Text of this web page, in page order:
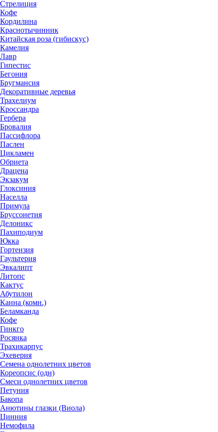
Стрелиция
Кофе
Кордилина
Краснотычинник
Китайская роза (гибискус)
Камелия
Лавр
Гипестис
Бегония
Бругмансия
Декоративные деревья
Трахелиум
Кроссандра
Гербера
Бровалия
Пассифлора
Паслен
Цикламен
Обриета
Драцена
Экзакум
Глоксиния
Населла
Примула
Бруссонетия
Делоникс
Пахиподиум
Юкка
Гортензия
Гаультерия
Эвкалипт
Литопс
Кактус
Абутилон
Канна (комн.)
Беламканда
Кофе
Гинкго
Росянка
Трахикарпус
Эхеверия
Семена однолетних цветов
Кореопсис (одн)
Смеси однолетних цветов
Петуния
Бакопа
Анютины глазки (Виола)
Цинния
Немофила